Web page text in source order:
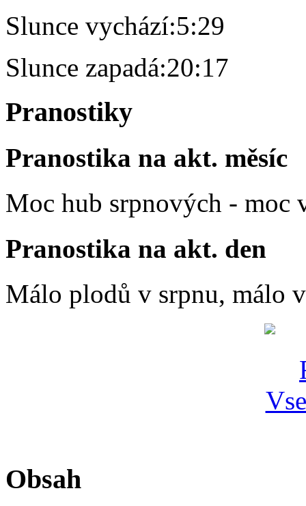
Slunce vychází:5:29
Slunce zapadá:20:17
Pranostiky
Pranostika na akt. měsíc
Moc hub srpnových - moc
Pranostika na akt. den
Málo plodů v srpnu, málo
Obsah